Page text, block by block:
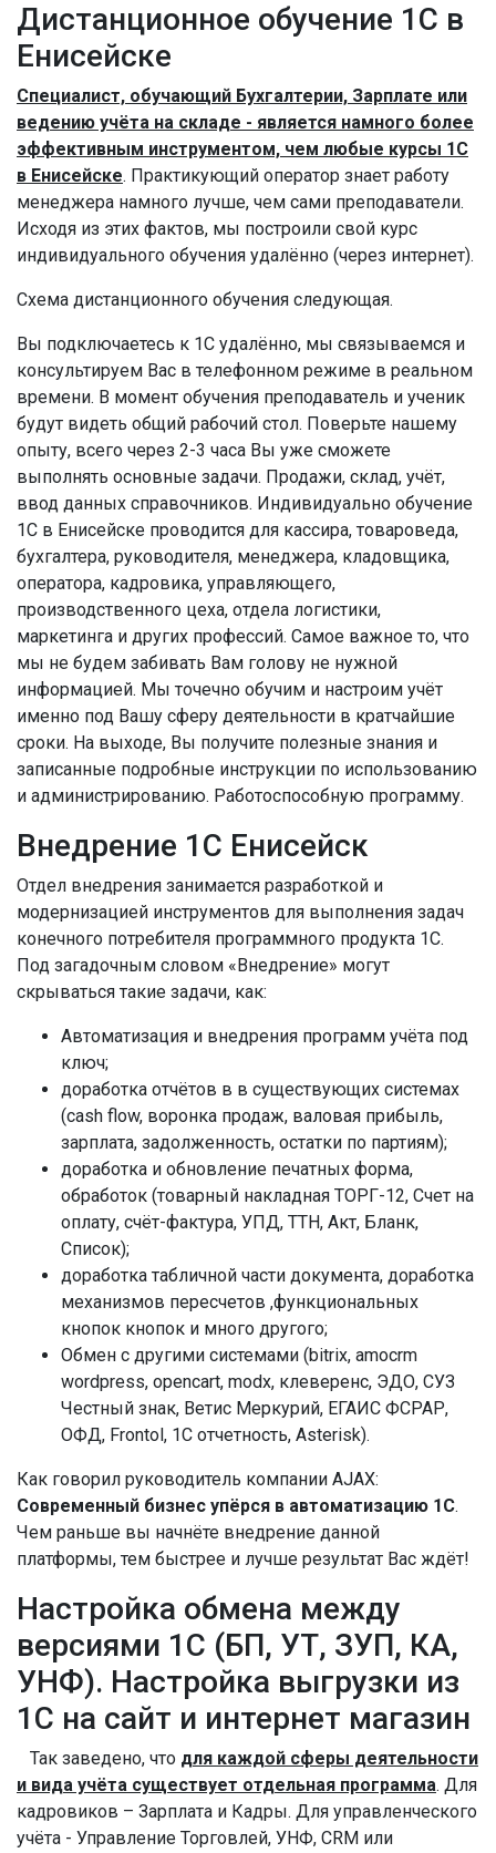
Дистанционное обучение 1С в
Енисейске
Специалист, обучающий Бухгалтерии, Зарплате или
ведению учёта на складе - является намного более
эффективным инструментом, чем любые курсы 1С
в Енисейске. Практикующий оператор знает работу
менеджера намного лучше, чем сами преподаватели.
Исходя из этих фактов, мы построили свой курс
индивидуального обучения удалённо (через интернет).
Схема дистанционного обучения следующая.
Вы подключаетесь к 1С удалённо, мы связываемся и
консультируем Вас в телефонном режиме в реальном
времени. В момент обучения преподаватель и ученик
будут видеть общий рабочий стол. Поверьте нашему
опыту, всего через 2-3 часа Вы уже сможете
выполнять основные задачи. Продажи, склад, учёт,
ввод данных справочников. Индивидуально обучение
1С в Енисейске проводится для кассира, товароведа,
бухгалтера, руководителя, менеджера, кладовщика,
оператора, кадровика, управляющего,
производственного цеха, отдела логистики,
маркетинга и других профессий. Самое важное то, что
мы не будем забивать Вам голову не нужной
информацией. Мы точечно обучим и настроим учёт
именно под Вашу сферу деятельности в кратчайшие
сроки. На выходе, Вы получите полезные знания и
записанные подробные инструкции по использованию
и администрированию. Работоспособную программу.
Внедрение 1С Енисейск
Отдел внедрения занимается разработкой и
модернизацией инструментов для выполнения задач
конечного потребителя программного продукта 1С.
Под загадочным словом «Внедрение» могут
скрываться такие задачи, как:
Автоматизация и внедрения программ учёта под
ключ;
доработка отчётов в в существующих системах
(cash flow, воронка продаж, валовая прибыль,
зарплата, задолженность, остатки по партиям);
доработка и обновление печатных форма,
обработок (товарный накладная ТОРГ-12, Счет на
оплату, счёт-фактура, УПД, ТТН, Акт, Бланк,
Список);
доработка табличной части документа, доработка
механизмов пересчетов ,функциональных
кнопок кнопок и много другого;
Обмен с другими системами (bitrix, amocrm
wordpress, opencart, modx, клеверенс, ЭДО, СУЗ
Честный знак, Ветис Меркурий, ЕГАИС ФСРАР,
ОФД, Frontol, 1C отчетность, Asterisk).
Как говорил руководитель компании AJAX:
Современный бизнес упёрся в автоматизацию 1С.
Чем раньше вы начнёте внедрение данной
платформы, тем быстрее и лучше результат Вас ждёт!
Настройка обмена между
версиями 1С (БП, УТ, ЗУП, КА,
УНФ). Настройка выгрузки из
1С на сайт и интернет магазин
Так заведено, что для каждой сферы деятельности
и вида учёта существует отдельная программа. Для
кадровиков – Зарплата и Кадры. Для управленческого
учёта - Управление Торговлей, УНФ, CRM или